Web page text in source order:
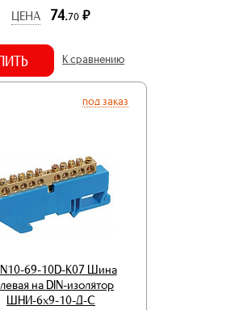
ЦЕНА
74.70 р.
К сравнению
под заказ
69-10D-K07 Шина
на DIN-изолятор
ШНИ-6х9-10-Д-С